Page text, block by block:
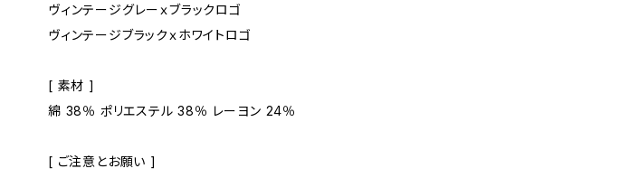
ヴィンテージグレーｘブラックロゴ
ヴィンテージブラックｘホワイトロゴ
[ 素材 ]
綿 38％ ポリエステル 38％ レーヨン 24％
[ ご注意とお願い ]